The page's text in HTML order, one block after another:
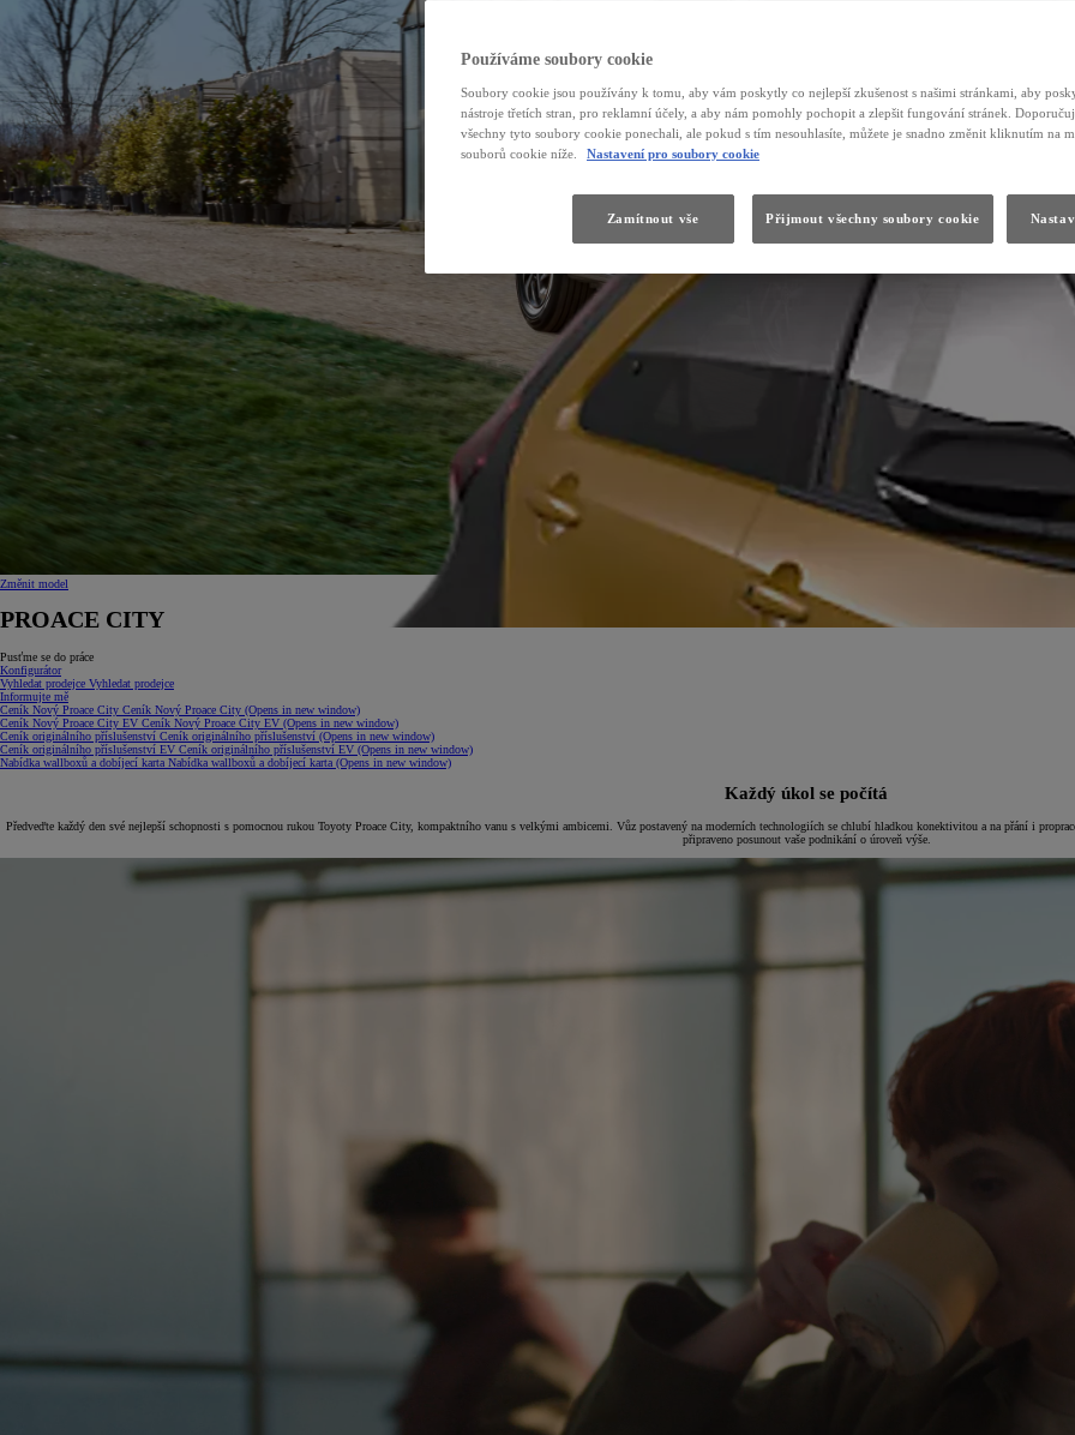
Změnit model
PROACE CITY
Pusťme se do práce
Konfigurátor
Vyhledat prodejce Vyhledat prodejce
Informujte mě
Ceník Nový Proace City Ceník Nový Proace City (Opens in new window)
Ceník Nový Proace City EV Ceník Nový Proace City EV (Opens in new window)
Ceník originálního příslušenství Ceník originálního příslušenství (Opens in new window)
Ceník originálního příslušenství EV Ceník originálního příslušenství EV (Opens in new window)
Nabídka wallboxů a dobíjecí karta Nabídka wallboxů a dobíjecí karta (Opens in new window)
Každý úkol se počítá
Předveďte každý den své nejlepší schopnosti s pomocnou rukou Toyoty Proace City, kompaktního vanu s velkými ambicemi. Vůz postavený na moderních technologiích se chlubí hladkou konektivitou a na přání i
připraveno posunout vaše podnikání o úroveň výše.
Používáme soubory cookie
Soubory cookie jsou používány k tomu, aby vám poskytly co nejlepší zkušenost s našimi stránkami, aby
nástroje třetích stran, pro reklamní účely, a aby nám pomohly pochopit a zlepšit fungování stránek.
všechny tyto soubory cookie ponechali, ale pokud s tím nesouhlasíte, můžete je snadno změnit kliknutím na
souborů cookie níže.
Nastavení pro soubory cookie
Zamítnout vše Přijmout všechny soubory cookie